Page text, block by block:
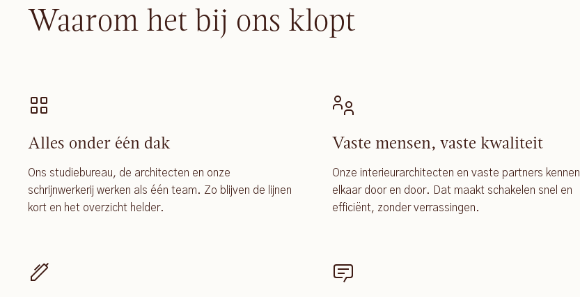
Waarom het bij ons klopt
Alles onder één dak
Ons studiebureau, de architecten en onze
schrijnwerkerij werken als één team. Zo blijven de lijnen
kort en het overzicht helder.
Vaste mensen, vaste kwaliteit
Onze interieurarchitecten en vaste partners kennen
elkaar door en door. Dat maakt schakelen snel en
efficiënt, zonder verrassingen.